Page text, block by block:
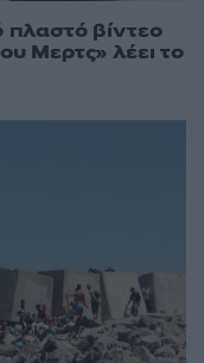
βίντεο
Μερτς» λέει το